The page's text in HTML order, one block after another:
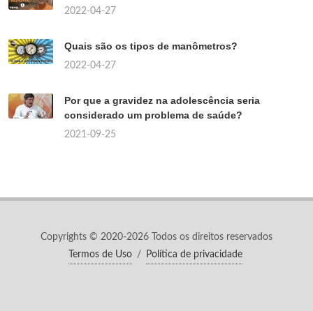
2022-04-27
Quais são os tipos de manômetros?
2022-04-27
Por que a gravidez na adolescência seria
considerado um problema de saúde?
2021-09-25
Copyrights © 2020-2026 Todos os direitos reservados
Termos de Uso / Política de privacidade